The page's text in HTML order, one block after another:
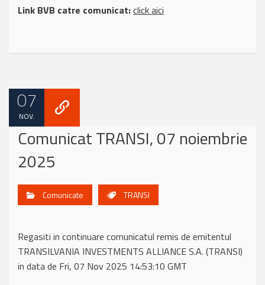
Link BVB catre comunicat:click aici
07
NOV.
Comunicat TRANSI, 07 noiembrie
2025
Comunicate TRANSI
Regasiti in continuare comunicatul remis de emitentul
TRANSILVANIA INVESTMENTS ALLIANCE S.A. (TRANSI)
in data de Fri, 07 Nov 2025 14:53:10 GMT